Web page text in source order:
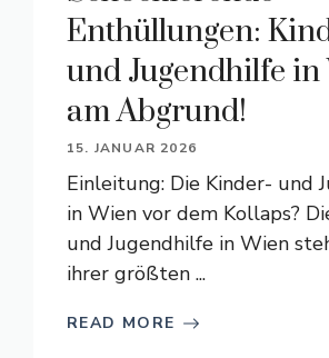
Enthüllungen:
und Jugendhilfe
am Abgrund!
15. JANUAR 2026
Einleitung: Die Kinder- und
in Wien vor dem Kollaps?
und Jugendhilfe in Wien
ihrer größten ...
READ MORE